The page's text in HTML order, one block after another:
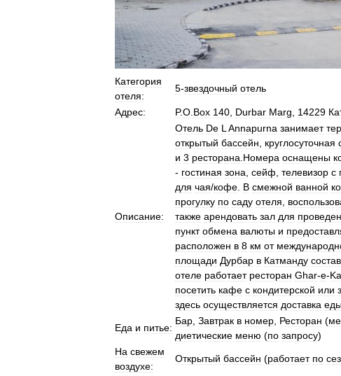
Категория
отеля:
5-звездочный отель
Адрес: P.O Box 140 Durbar Marg 14229
Описание:
Отель De L Annapurna занимает
открытый бассейн круглосуточная
и 3 ресторана Номера оснащены
- гостиная зона сейф телевизор с
для чая/кофе В смежной ванной
прогулку по саду отеля
также арендовать зал для
пункт обмена валюты и
расположен в 8 км от
площади Дурбар в Катманду
отеле работает ресторан Ghar-e-
посетить кафе с кондитерской или
здесь осуществляется доставка
Еда и питье:
Бар Завтрак в номер Ресторан (
диетические меню (по запросу)
На свежем
воздухе:
Открытый бассейн (работает по